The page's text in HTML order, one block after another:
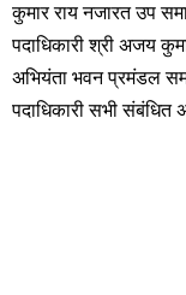
कुमार राय नजारत उप
पदाधिकारी श्री अजय
अभियंता भवन प्रमंडल
पदाधिकारी सभी संबंधित